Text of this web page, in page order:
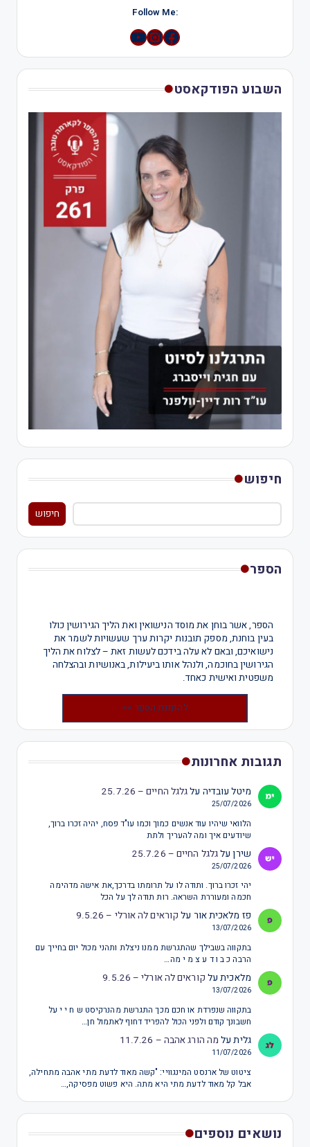
:Follow Me
Instagram
YouTube
השבוע הפודקאסט
חיפוש
חיפוש
הספר
הספר, אשר בוחן את מוסד הנישואין ואת הליך הגירושין כולו
בעין בוחנת, מספק תובנות יקרות ערך שעשויות לשמר את
נישואיכם, ובאם לא עלה בידכם לעשות זאת – לצלוח את הליך
הגירושין בחוכמה, ולנהל אותו ביעילות, באנושיות ובהצלחה
משפטית ואישית כאחד.
להזמנת הספר >>
תגובות אחרונות
מיטל עובדיה עלגלגל החיים – 25.7.26
25/07/2026
הלוואי שיהיו עוד אנשים כמוך וכמו עו"ד פסח, יהיה זכרו ברוך,
שיודעים איך ומה להעריך ולתת
שירןעלגלגל החיים – 25.7.26
25/07/2026
יהי זכרו ברוך. ותודה לו על תרומתו בדרכך,את אישה מדהימה
חכמה ומעוררת השראה. רות תודה לך על הכל
פז מלאכית אור על קוראים לה אורלי – 9.5.26
13/07/2026
בתקווה בשבילך שהתגרשת ממנו ניצלת ותהני מכול יום בחייך עם
הרבה כ ב ו ד ע צ מ י מה…
מלאכיתעל קוראים לה אורלי – 9.5.26
13/07/2026
בתקווה שנפרדת או חכם מכך התגרשת מהנרקיסט ש ח י י על
חשבונך קודם ולפני הכול להפריד דחוף לאתמול חן…
גליתעל מה הורג אהבה – 11.7.26
11/07/2026
ציטוט של ארנסט המינגוויי: "קשה מאוד לדעת מתי אהבה מתחילה,
אבל קל מאוד לדעת מתי היא מתה. היא פשוט מפסיקה,…
נושאים נוספים